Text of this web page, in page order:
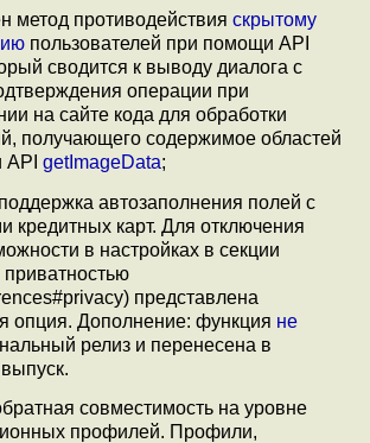
метод противодействия скрытому
пользователей при помощи API
сводится к выводу диалога с
операции при
на сайте кода для обработки
получающего содержимое областей
getImageData;
поддержка автозаполнения полей с
кредитных карт. Для отключения
в настройках в секции
представлена
опция. Дополнение: функция не
релиз и перенесена в
совместимость на уровне
профилей. Профили,